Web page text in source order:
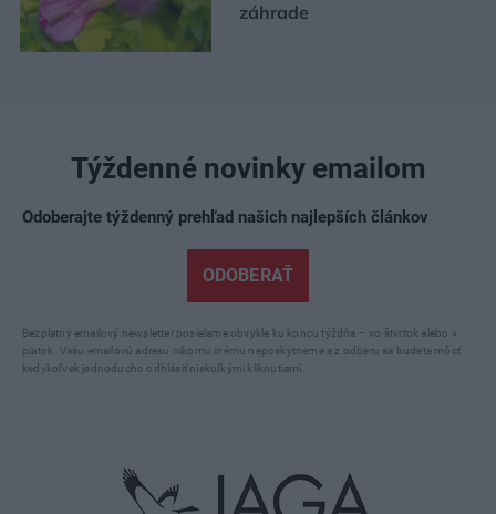
záhrade
Týždenné novinky emailom
Odoberajte týždenný prehľad našich najlepších článkov
ODOBERAŤ
Bezplatný emailový newsletter posielame obvykle ku koncu týždňa – vo štvrtok alebo v
piatok. Vašu emailovú adresu nikomu inému neposkytneme a z odberu sa budete môcť
kedykoľvek jednoducho odhlásiť niekoľkými kliknutiami.